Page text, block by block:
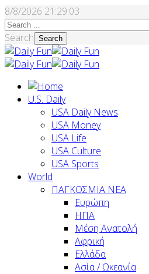
8/8/2026 21:29:03
Search Search
U.S. Daily
USA Daily News
USA Money
USA Life
USA Culture
USA Sports
World
ΠΑΓΚΟΣΜΙΑ ΝΕΑ
Ευρώπη
ΗΠΑ
Μέση Ανατολή
Αφρική
Ελλάδα
Ασία / Ωκεανία